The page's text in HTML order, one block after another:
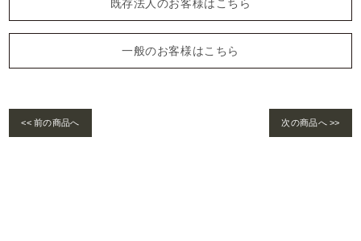
一般のお客様はこちら
<< 前の商品へ 次の商品へ >>